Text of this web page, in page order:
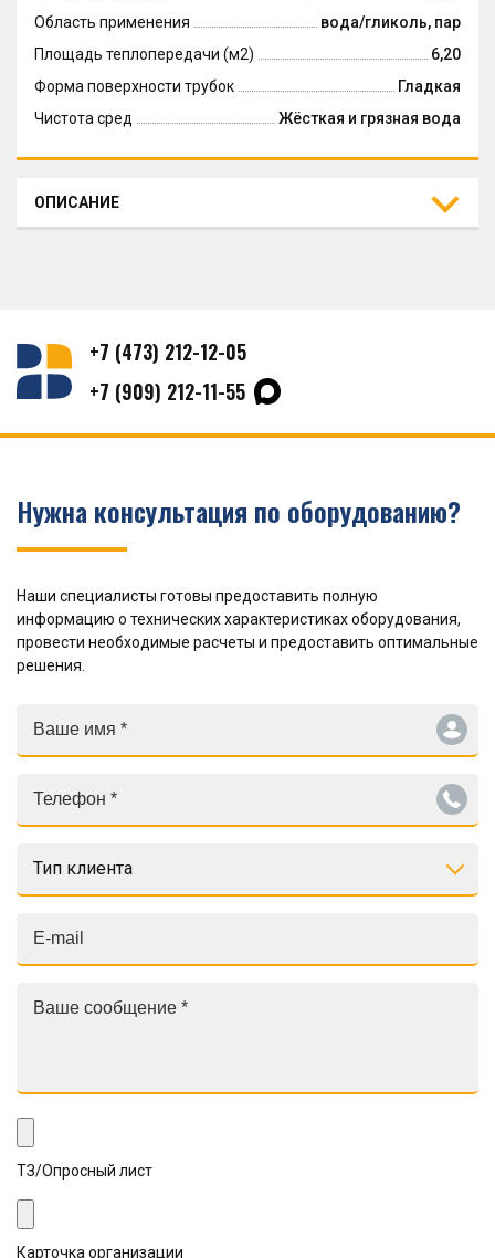
Область применения
вода/гликоль, пар
Площадь теплопередачи (м2)
6,20
Форма поверхности трубок
Гладкая
Чистота сред
Жёсткая и грязная вода
ОПИСАНИЕ
+7 (473) 212-12-05
+7 (909) 212-11-55
Нужна консультация по оборудованию?
Наши специалисты готовы предоставить полную
информацию о технических характеристиках оборудования,
провести необходимые расчеты и предоставить оптимальные
решения.
Тип клиента
ТЗ/Опросный лист
Карточка организации